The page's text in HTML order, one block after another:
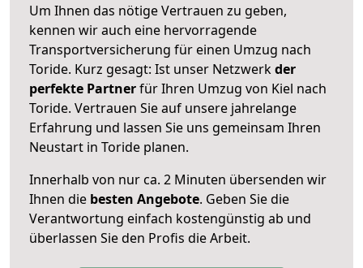
Um Ihnen das nötige Vertrauen zu geben,
kennen wir auch eine hervorragende
Transportversicherung für einen Umzug nach
Toride. Kurz gesagt: Ist unser Netzwerkder
perfekte Partnerfür Ihren Umzug von Kiel nach
Toride. Vertrauen Sie auf unsere jahrelange
Erfahrung und lassen Sie uns gemeinsam Ihren
Neustart in Toride planen.
Innerhalb von nur ca. 2 Minuten übersenden wir
Ihnen die besten Angebote. Geben Sie die
Verantwortung einfach kostengünstig ab und
überlassen Sie den Profis die Arbeit.